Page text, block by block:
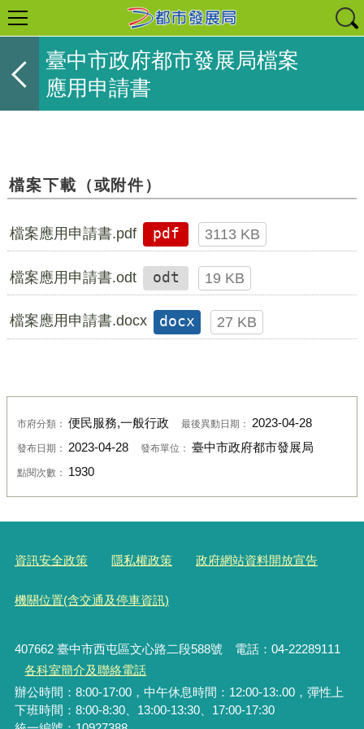
臺中市政府都市發展局檔案
應用申請書
檔案下載（或附件）
檔案應用申請書.pdf pdf 3113 KB
檔案應用申請書.odt odt 19 KB
檔案應用申請書.docx docx 27 KB
市府分類： 便民服務,一般行政 最後異動日期： 2023-04-28
發布日期： 2023-04-28 發布單位： 臺中市政府都市發展局
點閱次數： 1930
資訊安全政策 隱私權政策 政府網站資料開放宣告
機關位置(含交通及停車資訊)
407662 臺中市西屯區文心路二段588號 電話：04-22289111
各科室簡介及聯絡電話
辦公時間：8:00-17:00，中午休息時間：12:00-13:.00，彈性上
下班時間：8:00-8:30、13:00-13:30、17:00-17:30